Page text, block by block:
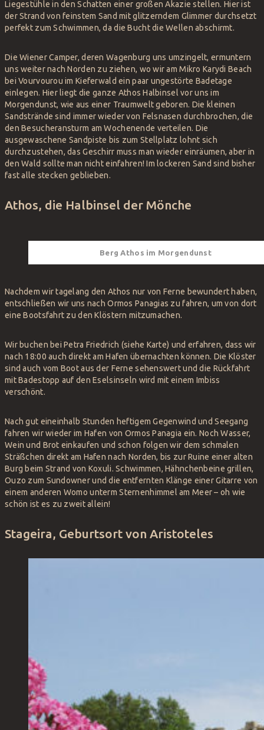
Liegestühle in den Schatten einer großen Akazie stellen. Hier ist
der Strand von feinstem Sand mit glitzerndem Glimmer durchsetzt
perfekt zum Schwimmen, da die Bucht die Wellen abschirmt.
Die Wiener Camper, deren Wagenburg uns umzingelt, ermuntern
uns weiter nach Norden zu ziehen, wo wir am Mikro Karydi Beach
bei Vourvourou im Kieferwald ein paar ungestörte Badetage
einlegen. Hier liegt die ganze Athos Halbinsel vor uns im
Morgendunst, wie aus einer Traumwelt geboren. Die kleinen
Sandstrände sind immer wieder von Felsnasen durchbrochen, die
den Besucheransturm am Wochenende verteilen. Die
ausgewaschene Sandpiste bis zum Stellplatz lohnt sich
durchzustehen, das Geschirr muss man wieder einräumen, aber in
den Wald sollte man nicht einfahren! Im lockeren Sand sind bisher
fast alle stecken geblieben.
Athos, die Halbinsel der Mönche
Berg Athos im Morgendunst
Nachdem wir tagelang den Athos nur von Ferne bewundert haben,
entschließen wir uns nach Ormos Panagias zu fahren, um von dort
eine Bootsfahrt zu den Klöstern mitzumachen.
Wir buchen bei Petra Friedrich (siehe Karte) und erfahren, dass wir
nach 18:00 auch direkt am Hafen übernachten können. Die Klöster
sind auch vom Boot aus der Ferne sehenswert und die Rückfahrt
mit Badestopp auf den Eselsinseln wird mit einem Imbiss
verschönt.
Nach gut eineinhalb Stunden heftigem Gegenwind und Seegang
fahren wir wieder im Hafen von Ormos Panagia ein. Noch Wasser,
Wein und Brot einkaufen und schon folgen wir dem schmalen
Sträßchen direkt am Hafen nach Norden, bis zur Ruine einer alten
Burg beim Strand von Koxuli. Schwimmen, Hähnchenbeine grillen,
Ouzo zum Sundowner und die entfernten Klänge einer Gitarre von
einem anderen Womo unterm Sternenhimmel am Meer – oh wie
schön ist es zu zweit allein!
Stageira, Geburtsort von Aristoteles